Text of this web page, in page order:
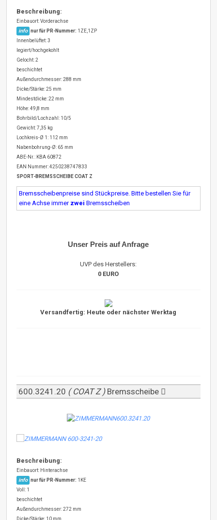
Beschreibung:
Einbauort: Vorderachse
info nur für PR-Nummer: 1ZE,1ZP
Innenbelüftet: 3
legiert/hochgekohlt
Gelocht: 2
beschichtet
Außendurchmesser: 288 mm
Dicke/Stärke: 25 mm
Mindestdicke: 22 mm
Höhe: 49,8 mm
Bohrbild/Lochzahl: 10/5
Gewicht: 7,35 kg
Lochkreis-Ø 1: 112 mm
Nabenbohrung-Ø: 65 mm
ABE-Nr.: KBA 60872
EAN Nummer: 4250238747833
SPORT-BREMSSCHEIBE COAT Z
Bremsscheibenpreise sind Stückpreise. Bitte bestellen Sie für
eine Achse immer zwei Bremsscheiben
Unser Preis auf Anfrage
UVP des Herstellers:
0 EURO
Versandfertig: Heute oder nächster Werktag
600.3241.20 ( COAT Z ) Bremsscheibe
Beschreibung:
Einbauort: Hinterachse
info nur für PR-Nummer: 1KE
Voll: 1
beschichtet
Außendurchmesser: 272 mm
Dicke/Stärke: 10 mm